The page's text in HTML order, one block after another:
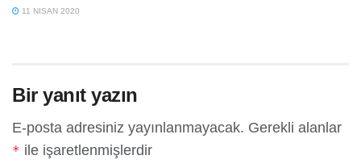
11 NISAN 2020
Bir yanıt yazın
E-posta adresiniz yayınlanmayacak. Gerekli alanlar
* ile işaretlenmişlerdir